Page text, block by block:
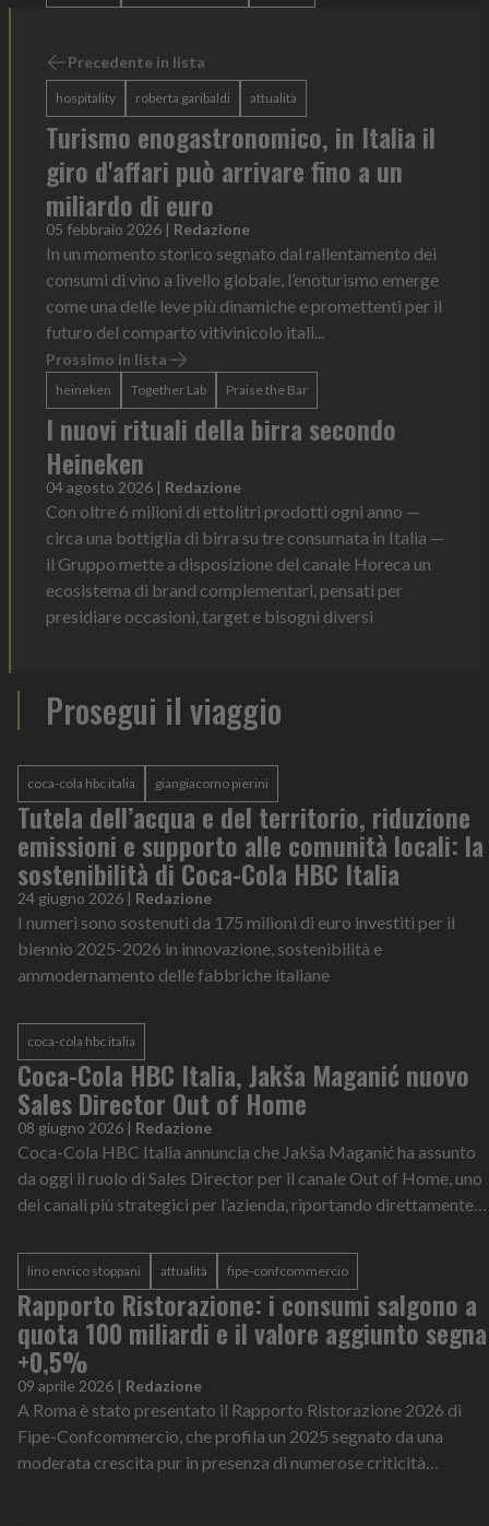
Precedente in lista
hospitality roberta garibaldi attualità
Turismo enogastronomico, in Italia il
giro d'affari può arrivare fino a un
miliardo di euro
05 febbraio 2026 | Redazione
In un momento storico segnato dal rallentamento dei
consumi di vino a livello globale, l’enoturismo emerge
come una delle leve più dinamiche e promettenti per il
futuro del comparto vitivinicolo itali...
Prossimo in lista
heineken Together Lab Praise the Bar
I nuovi rituali della birra secondo
Heineken
04 agosto 2026 | Redazione
Con oltre 6 milioni di ettolitri prodotti ogni anno —
circa una bottiglia di birra su tre consumata in Italia —
il Gruppo mette a disposizione del canale Horeca un
ecosistema di brand complementari, pensati per
presidiare occasioni, target e bisogni diversi
Prosegui il viaggio
coca-cola hbc italia giangiacomo pierini
Tutela dell’acqua e del territorio, riduzione
emissioni e supporto alle comunità locali: la
sostenibilità di Coca-Cola HBC Italia
24 giugno 2026 | Redazione
I numeri sono sostenuti da 175 milioni di euro investiti per il
biennio 2025-2026 in innovazione, sostenibilità e
ammodernamento delle fabbriche italiane
coca-cola hbc italia
Coca-Cola HBC Italia, Jakša Maganić nuovo
Sales Director Out of Home
08 giugno 2026 | Redazione
Coca-Cola HBC Italia annuncia che Jakša Maganić ha assunto
da oggi il ruolo di Sales Director per il canale Out of Home, uno
dei canali più strategici per l’azienda, riportando direttamente
lino enrico stoppani attualità fipe-confcommercio
Rapporto Ristorazione: i consumi salgono a
quota 100 miliardi e il valore aggiunto segna
+0,5%
09 aprile 2026 | Redazione
A Roma è stato presentato il Rapporto Ristorazione 2026 di
Fipe-Confcommercio, che profila un 2025 segnato da una
moderata crescita pur in presenza di numerose criticità